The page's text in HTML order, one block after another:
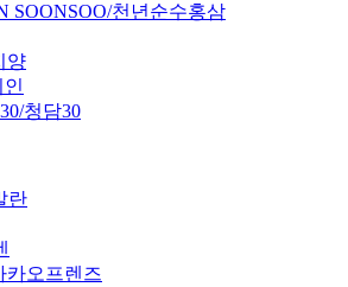
SOONSOO/천년순수홍삼
양
청담30
란
카오프렌즈